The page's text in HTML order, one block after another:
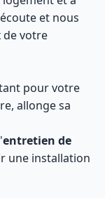
et nous
de votre
pour votre
allonge sa
entretien de
une installation